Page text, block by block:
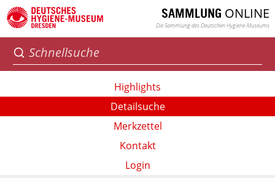
SAMMLUNG ONLINE
Die Sammlung des Deutschen Hygiene-Museums
Highlights
Detailsuche
Merkzettel
Kontakt
Login